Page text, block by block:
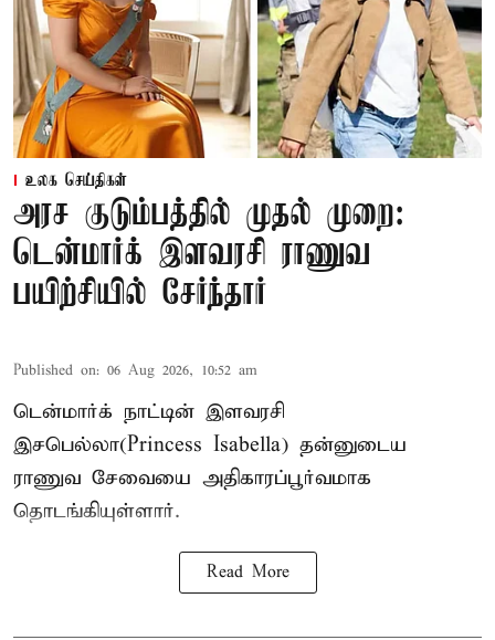
உலக செய்திகள்
அரச குடும்பத்தில் முதல் முறை:
டென்மார்க் இளவரசி ராணுவ
பயிற்சியில் சேர்ந்தார்
Published on: 06 Aug 2026, 10:52 am
டென்மார்க் நாட்டின் இளவரசி
இசபெல்லா(Princess Isabella) தன்னுடைய
ராணுவ சேவையை அதிகாரப்பூர்வமாக
தொடங்கியுள்ளார்.
Read More